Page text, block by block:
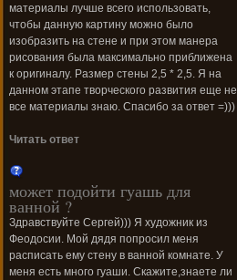
материалы лучше всего использовать,
чтобы данную картину можно было
изобразить на стене и при этом манера
рисования была максимально приближена
к оригиналу. Размер стены 2,5 * 2,5. Я на
данном этапе творческого развития еще не
все материалы знаю. Спасибо за ответ =)))
Читать ответ
может подойти гуашь для
ванной ?
Здравствуйте Сергей))) Я художник из
Феодосии. Мой дядя попросил меня
расписать ему стену в ванной комнате. У
меня есть много гуаши. Скажите,знаете ли